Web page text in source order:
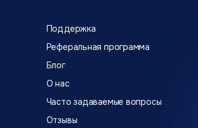
Поддержка
Реферальная программа
Блог
О нас
Часто задаваемые вопросы
Отзывы